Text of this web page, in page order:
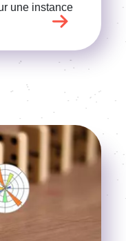
une instance